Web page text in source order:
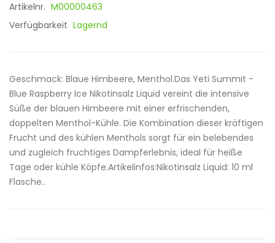
Artikelnr. M00000463
Verfügbarkeit Lagernd
Geschmack: Blaue Himbeere, Menthol.Das Yeti Summit -
Blue Raspberry Ice Nikotinsalz Liquid vereint die intensive
Süße der blauen Himbeere mit einer erfrischenden,
doppelten Menthol-Kühle. Die Kombination dieser kräftigen
Frucht und des kühlen Menthols sorgt für ein belebendes
und zugleich fruchtiges Dampferlebnis, ideal für heiße
Tage oder kühle Köpfe.Artikelinfos:Nikotinsalz Liquid: 10 ml
Flasche..